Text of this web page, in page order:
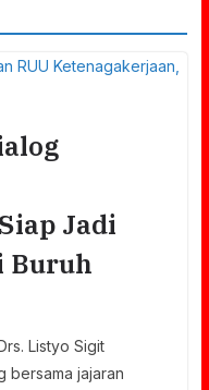
Jadi
Buruh
Listyo Sigit
bersama jajaran